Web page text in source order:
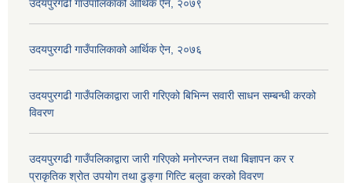
उदयपुरगढी गाउँपालिकाको आर्थिक ऐन, २०७९
उदयपुरगढी गाउँपालिकाको आर्थिक ऐन, २०७६
उदयपुरगढी गाउँपलिकाद्वारा जारी गरिएको बिभिन्न सवारी साधन सम्बन्धी करको
विवरण
उदयपुरगढी गाउँपलिकाद्वारा जारी गरिएको मनोरन्जन तथा बिज्ञापन कर र
प्राकृतिक श्रोत उपयोग तथा ढुङ्गा गित्टि बलुवा करको विवरण